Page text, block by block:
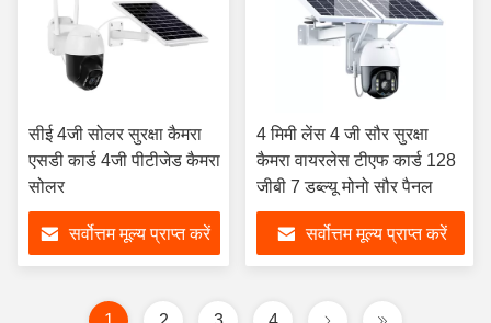
सीई 4जी सोलर सुरक्षा कैमरा
एसडी कार्ड 4जी पीटीजेड कैमरा
सोलर
सर्वोत्तम मूल्य प्राप्त करें
4 मिमी लेंस 4 जी सौर सुरक्षा
कैमरा वायरलेस टीएफ कार्ड 128
जीबी 7 डब्ल्यू मोनो सौर पैनल
सर्वोत्तम मूल्य प्राप्त करें